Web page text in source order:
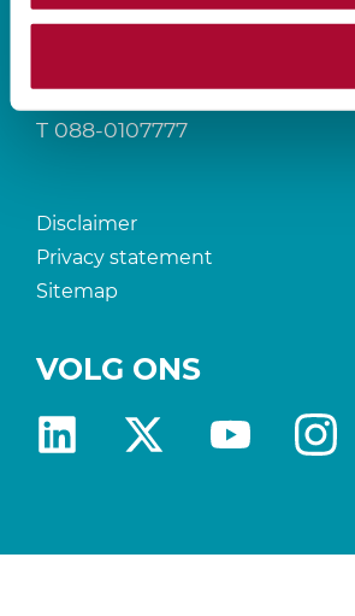
2595 BM Den Haag
T 088-0107777
Disclaimer
Privacy statement
Sitemap
VOLG ONS